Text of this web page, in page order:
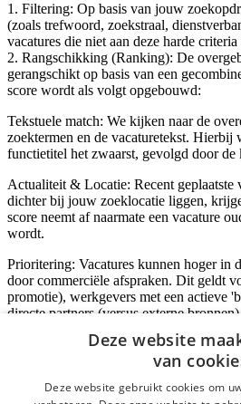
1. Filtering: Op basis van jouw
(zoals trefwoord, zoekstraal,
vacatures die niet aan deze harde
2. Rangschikking (Ranking): De
gerangschikt op basis van een
score wordt als volgt opgebouwd:
Tekstuele match: We kijken naar de
zoektermen en de vacaturetekst. Hierbij
functietitel het zwaarst, gevolgd door
Actualiteit & Locatie: Recent geplaatste
dichter bij jouw zoeklocatie liggen,
score neemt af naarmate een vacature
wordt.
Prioritering: Vacatures kunnen hoger in
door commerciële afspraken. Dit geldt
promotie), werkgevers met een actieve
directe partners (versus externe
Inloggen als bedrijf
Deze website
van
Deze website gebruikt cookies om